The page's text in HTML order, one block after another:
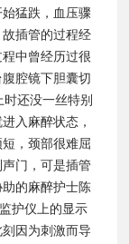
猛跌，血压骤
插管的过程经
中曾经历过很
腔镜下胆囊切
还没一丝特别
入麻醉状态，
，颈部很难屈
门，可是插管
的麻醉护士陈
护仪上的显示
因为刺激而导